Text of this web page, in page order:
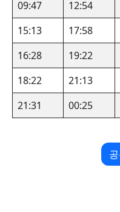
09:47
12:54
15:13
17:58
16:28
19:22
18:22
21:13
21:31
00:25